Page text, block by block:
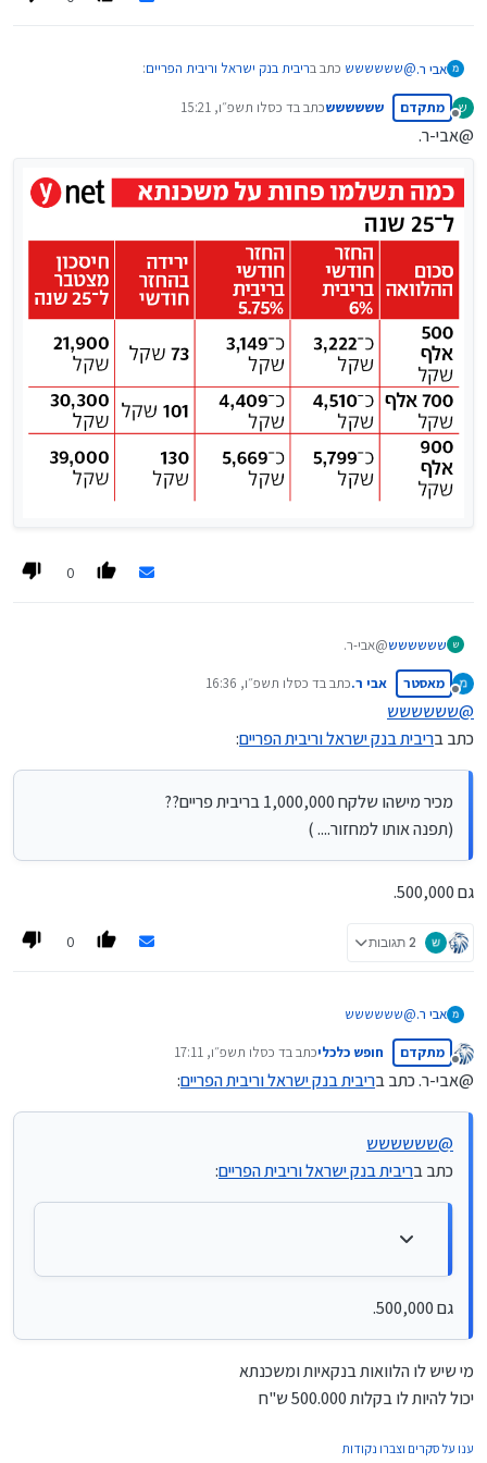
אבי ר.@שששששש כתב בריבית בנק ישראל וריבית הפריים:
זניח לא אמור לשנות.
אכן זה לא ירידה גדולה בסכום החודשי
אבל למי שלקח 1,000,000 ל30 שנה יורד לו בחודש 160 ש"ח שזה
נחמד
מכיר מישהו שלקח 1,000,000 בריבית פריים??
(תפנה אותו למחזור....
)
ש
מנותק
מתקדם ששששששכתב בד כסלו תשפ״ו, 15:21
נערך לאחרונה על ידי
@אבי-ר.
0
ש שששששש@אבי-ר.
מנותק
מאסטר אבי ר.כתב בד כסלו תשפ״ו, 16:36
נערך לאחרונה על ידי
@שששששש
כתב בריבית בנק ישראל וריבית הפריים:
מכיר מישהו שלקח 1,000,000 בריבית פריים??
(תפנה אותו למחזור.... )
גם 500,000.
2 תגובות 0
אבי ר.@שששששש
כתב ב
מכיר מישהו שלקח 1,000,000 בריבית פריים??
(תפנה אותו למחזור.... )
מנותק
מתקדם חופש כלכליכתב בד כסלו תשפ״ו, 17:11
נערך לאחרונה על ידי
@אבי-ר. כתב בריבית בנק ישראל וריבית הפריים:
@שששששש
כתב בריבית בנק ישראל וריבית הפריים:
גם 500,000.
מי שיש לו הלוואות בנקאיות ומשכנתא
יכול להיות לו בקלות 500.000 ש"ח
ענו על סקרים וצברו נקודות